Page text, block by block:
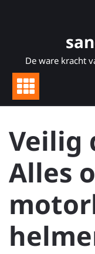
De ware kracht
Veilig
Alles